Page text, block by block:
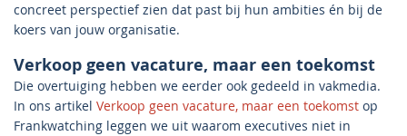
concreet perspectief zien dat past bij hun ambities én bij de
koers van jouw organisatie.
Verkoop geen vacature, maar een toekomst
Die overtuiging hebben we eerder ook gedeeld in vakmedia.
In ons artikel Verkoop geen vacature, maar een toekomst op
Frankwatching leggen we uit waarom executives niet in